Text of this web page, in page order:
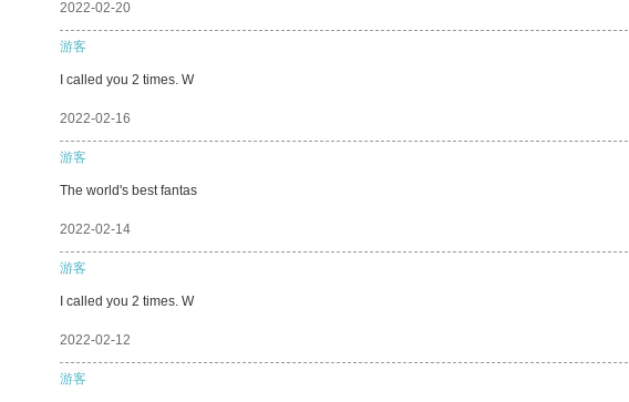
2022-02-20
游客
I called you 2 times. W
2022-02-16
游客
The world's best fantas
2022-02-14
游客
I called you 2 times. W
2022-02-12
游客